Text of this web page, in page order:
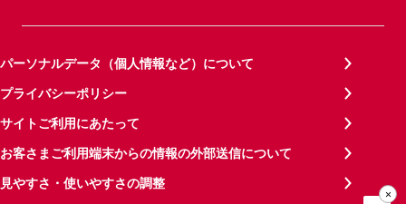
パーソナルデータ（個人情報など）について
プライバシーポリシー
サイトご利用にあたって
お客さまご利用端末からの情報の外部送信について
見やすさ・使いやすさの調整